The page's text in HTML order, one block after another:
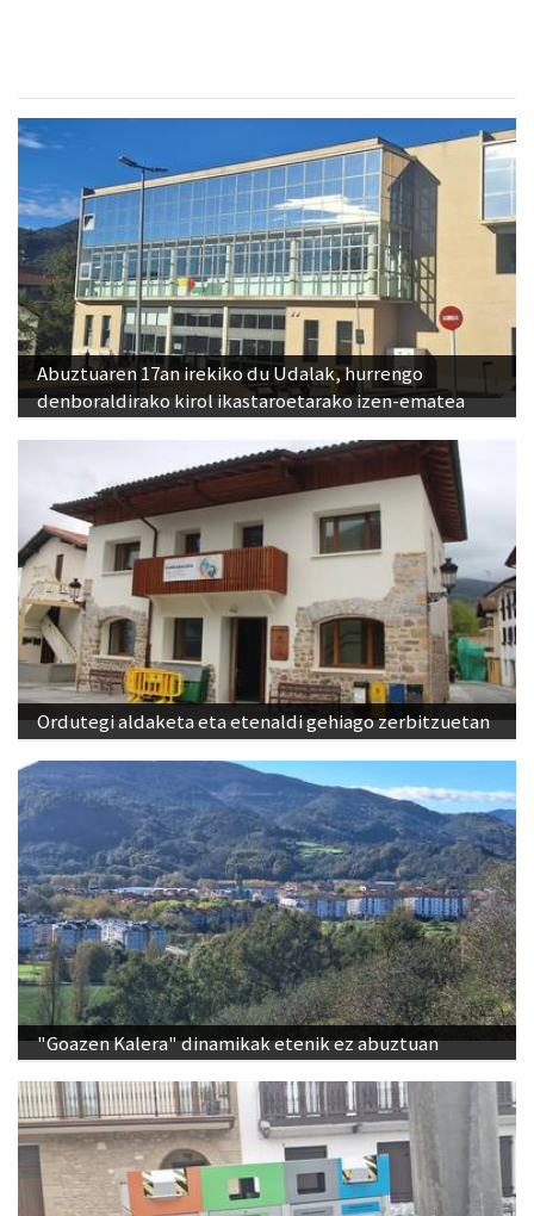
Abuztuaren 17an irekiko du Udalak, hurrengo
denboraldirako kirol ikastaroetarako izen-ematea
Ordutegi aldaketa eta etenaldi gehiago zerbitzuetan
"Goazen Kalera" dinamikak etenik ez abuztuan